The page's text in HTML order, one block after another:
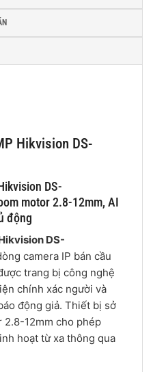
Hikvision DS-
DS-
motor 2.8-12mm, AI
động
DS-
camera IP bán cầu
trang bị công nghệ
chính xác người và
động giả. Thiết bị sở
2.8-12mm cho phép
hoạt từ xa thông qua